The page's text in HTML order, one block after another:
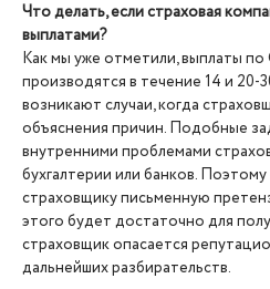
Что делать, если страховая
выплатами?
Как мы уже отметили, выплаты
производятся в течение 14 и
возникают случаи, когда
объяснения причин. Подобные
внутренними проблемами
бухгалтерии или банков.
страховщику письменную
этого будет достаточно для
страховщик опасается
дальнейших разбирательств.